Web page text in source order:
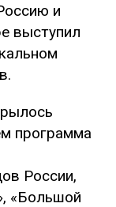
и
выступил
программа
России,
«Большой